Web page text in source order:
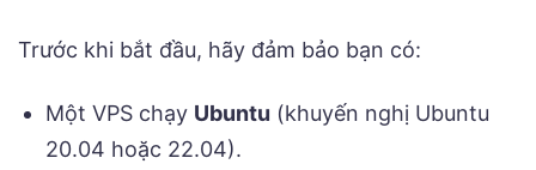
Trước khi bắt đầu, hãy đảm bảo bạn có:
Một VPS chạy Ubuntu (khuyến nghị Ubuntu
20.04 hoặc 22.04).